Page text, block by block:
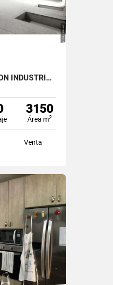
OPORTUNIDAD DURAN GALPON INDUSTRIAL EN VENTA LAS BRISAS
3150
Área m2
Venta